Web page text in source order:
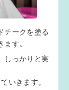
チークを塗る
す。
しっかりと実
いきます。